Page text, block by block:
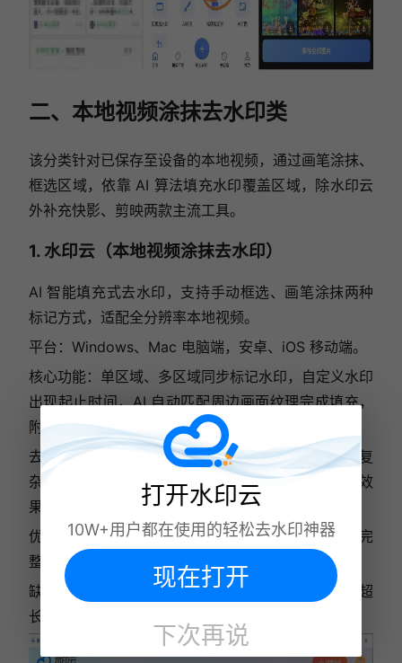
二、本地视频涂抹去水印类
该分类针对已保存至设备的本地视频，通过画笔涂抹、
框选区域，依靠 AI 算法填充水印覆盖区域，除水印云
外补充快影、剪映两款主流工具。
1. 水印云（本地视频涂抹去水印）
AI 智能填充式去水印，支持手动框选、画笔涂抹两种
标记方式，适配全分辨率本地视频。
平台：Windows、Mac 电脑端，安卓、iOS 移动端。
核心功能：单区域、多区域同步标记水印，自定义水印
出现起止时间，AI 自动匹配周边画面纹理完成填充，
附带基础画面裁剪、画质微调。
去水印效果：静态固定水印修复自然，花草、人像等复
杂背景水印残留痕迹少，小幅动态水印逐帧追踪去除效
果达标。
优点：算法经过 2026 迭代优化，4K 高清素材保留完
整画质，批量处理本地成片效率突出。
缺点：大面积铺满画面的水印修复后容易出现色块，超
长时长视频批量渲染占用设备运行内存。
打开水印云
10W+用户都在使用的轻松去水印神器
现在打开
下次再说